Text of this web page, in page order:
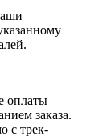
оплаты
заказа.
с трек-